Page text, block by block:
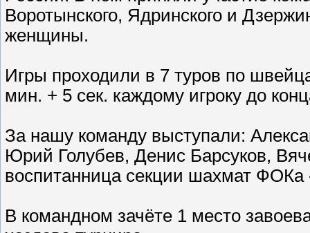
Воротынского, Ядринского и
женщины.
Игры проходили в 7 туров по
мин. + 5 сек. каждому игроку до
За нашу команду выступали:
Юрий Голубев, Денис Барсуков,
воспитанница секции шахмат
В командном зачёте 1 место